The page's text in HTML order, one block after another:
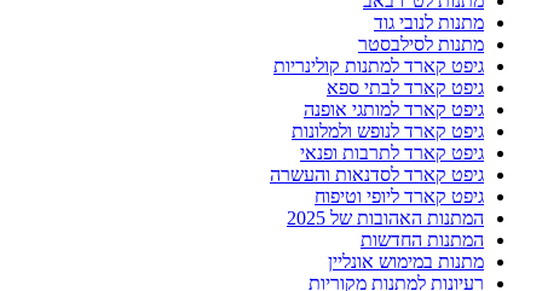
מתנות לנובי גוד
מתנות לסילבסטר
גיפט קארד למתנות קולינריות
גיפט קארד לבתי ספא
גיפט קארד למותגי אופנה
גיפט קארד לנופש ולמלונות
גיפט קארד לתרבות ופנאי
גיפט קארד לסדנאות והעשרה
גיפט קארד ליופי וטיפוח
המתנות האהובות של 2025
המתנות החדשות
מתנות במימוש אונליין
רעיונות למתנות מקוריות